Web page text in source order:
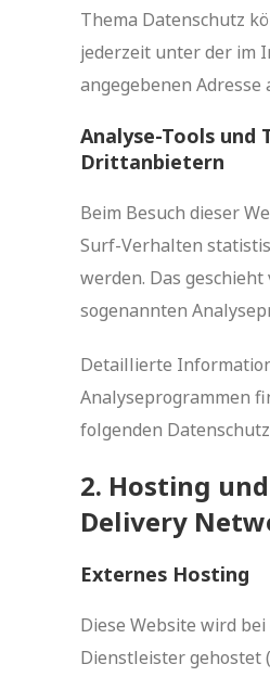
Thema Datenschutz
jederzeit unter der im
angegebenen Adresse
Analyse-Tools und
Dritt­anbietern
Beim Besuch dieser
Surf-Verhalten
werden. Das
sogenannten
Detaillierte
Analyseprogrammen
folgenden
2. Hosting
Delivery
Externes Hosting
Diese Website wird
Dienstleister gehostet